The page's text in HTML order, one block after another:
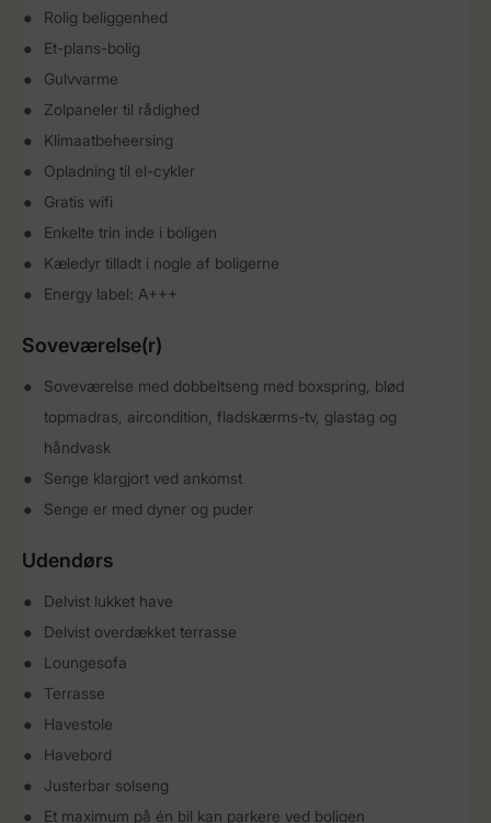
Rolig beliggenhed
Et-plans-bolig
Gulvvarme
Zolpaneler til rådighed
Klimaatbeheersing
Opladning til el-cykler
Gratis wifi
Enkelte trin inde i boligen
Kæledyr tilladt i nogle af boligerne
Energy label: A+++
Soveværelse(r)
Soveværelse med dobbeltseng med boxspring, blød
topmadras, aircondition, fladskærms-tv, glastag og
håndvask
Senge klargjort ved ankomst
Senge er med dyner og puder
Udendørs
Delvist lukket have
Delvist overdækket terrasse
Loungesofa
Terrasse
Havestole
Havebord
Justerbar solseng
Et maximum på én bil kan parkere ved boligen